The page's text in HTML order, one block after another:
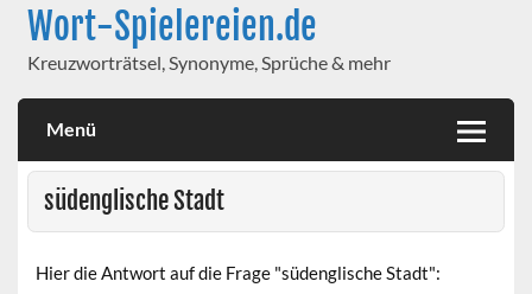
Wort-Spielereien.de
Kreuzworträtsel, Synonyme, Sprüche & mehr
Menü
südenglische Stadt
Hier die Antwort auf die Frage "südenglische Stadt":